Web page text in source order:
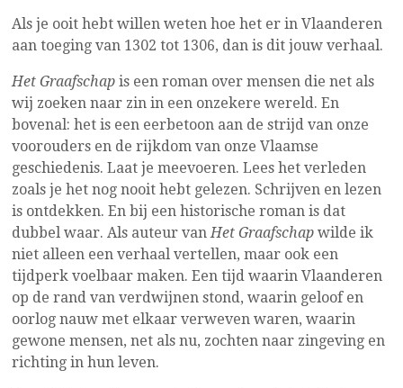
Als je ooit hebt willen weten hoe het er in Vlaanderen
aan toeging van 1302 tot 1306, dan is dit jouw verhaal.
Het Graafschapis een roman over mensen die net als
wij zoeken naar zin in een onzekere wereld. En
bovenal: het is een eerbetoon aan de strijd van onze
voorouders en de rijkdom van onze Vlaamse
geschiedenis. Laat je meevoeren. Lees het verleden
zoals je het nog nooit hebt gelezen. Schrijven en lezen
is ontdekken. En bij een historische roman is dat
dubbel waar. Als auteur vanHet Graafschapwilde ik
niet alleen een verhaal vertellen, maar ook een
tijdperk voelbaar maken. Een tijd waarin Vlaanderen
op de rand van verdwijnen stond, waarin geloof en
oorlog nauw met elkaar verweven waren, waarin
gewone mensen, net als nu, zochten naar zingeving en
richting in hun leven.